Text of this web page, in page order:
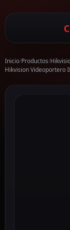
Inicio/Productos/
Hikvision Videoportero